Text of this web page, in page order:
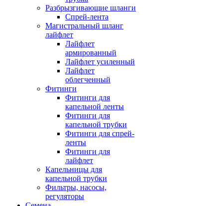
Разбрызгивающие шланги
Спрей-лента
Магистральный шланг
лайфлет
Лайфлет
армированный
Лайфлет усиленный
Лайфлет
облегченный
Фитинги
Фитинги для
капельной ленты
Фитинги для
капельной трубки
Фитинги для спрей-
ленты
Фитинги для
лайфлет
Капельницы для
капельной трубки
Фильтры, насосы,
регуляторы